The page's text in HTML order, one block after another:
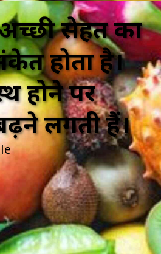
सेहत का
होता है।
होने पर
लगती हैं।